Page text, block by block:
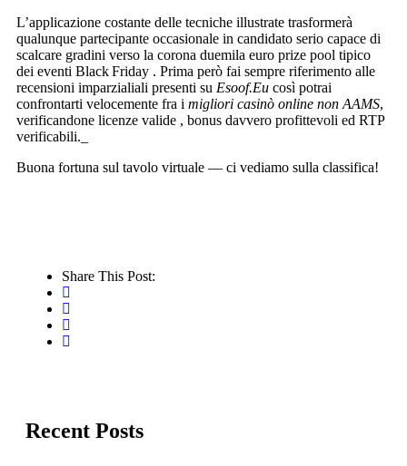
L’applicazione costante delle tecniche illustrate trasformerà
qualunque partecipante occasionale in candidato serio capace di
scalcare gradini verso la corona duemila euro prize pool tipico
dei eventi Black Friday . Prima però fai sempre riferimento alle
recensioni imparzialiali presenti su Eso​of.​Eu così potrai
confrontarti velocemente fra i migliori casinò online non AAMS,
verificandone licenze valide , bonus davvero profittevoli ed RTP
verificabili._
Buona fortuna sul tavolo virtuale — ci vediamo sulla classifica!
Share This Post:
Recent Posts